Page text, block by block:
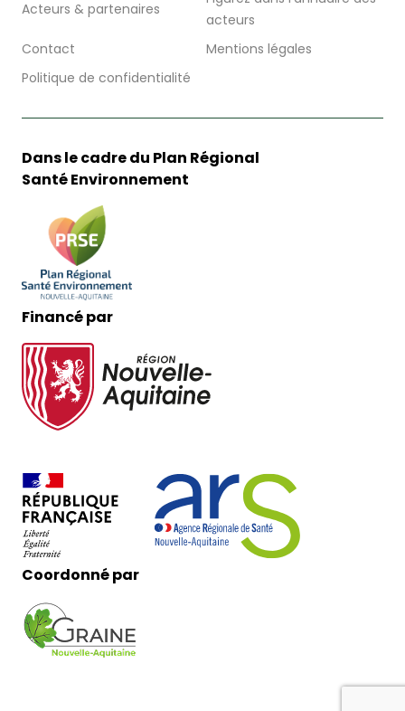
Acteurs & partenaires
acteurs
Contact
Mentions légales
Politique de confidentialité
Dans le cadre du Plan Régional
Santé Environnement
Financé par
Coordonné par